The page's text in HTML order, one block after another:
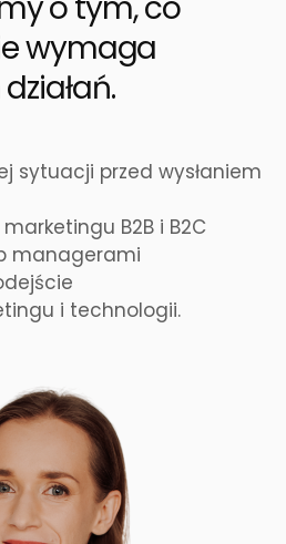
wymaga
sytuacji przed wysłaniem
B2B i B2C
managerami
i technologii.